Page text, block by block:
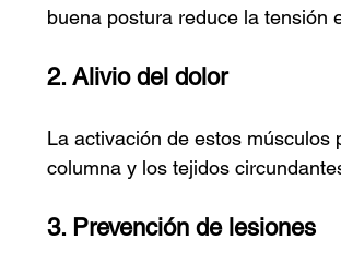
buena postura reduce la tensión
2. Alivio del dolor
La activación de estos
columna y los tejidos
3. Prevención de lesiones